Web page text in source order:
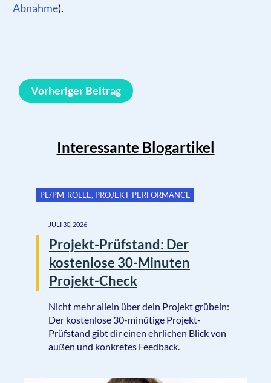
Abnahme).
Vorheriger Beitrag
Interessante Blogartikel
PL/PM-ROLLE, PROJEKT-PERFORMANCE
JULI 30, 2026
Projekt-Prüfstand: Der
kostenlose 30-Minuten
Projekt-Check
Nicht mehr allein über dein Projekt grübeln:
Der kostenlose 30-minütige Projekt-
Prüfstand gibt dir einen ehrlichen Blick von
außen und konkretes Feedback.